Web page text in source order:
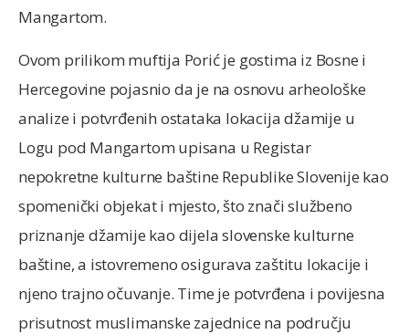
Mangartom.
Ovom prilikom muftija Porić je gostima iz Bosne i
Hercegovine pojasnio da je na osnovu arheološke
analize i potvrđenih ostataka lokacija džamije u
Logu pod Mangartom upisana u Registar
nepokretne kulturne baštine Republike Slovenije kao
spomenički objekat i mjesto, što znači službeno
priznanje džamije kao dijela slovenske kulturne
baštine, a istovremeno osigurava zaštitu lokacije i
njeno trajno očuvanje. Time je potvrđena i povijesna
prisutnost muslimanske zajednice na području